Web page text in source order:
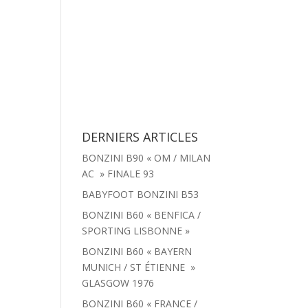
DERNIERS ARTICLES
BONZINI B90 « OM / MILAN
AC » FINALE 93
BABYFOOT BONZINI B53
BONZINI B60 « BENFICA /
SPORTING LISBONNE »
BONZINI B60 « BAYERN
MUNICH / ST ÉTIENNE »
GLASGOW 1976
BONZINI B60 « FRANCE /